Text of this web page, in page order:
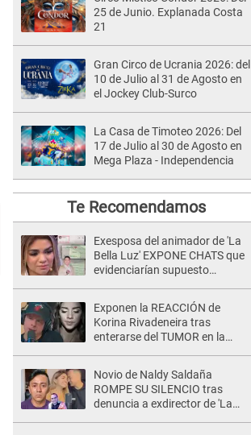
25 de Junio. Explanada Costa
21
Gran Circo de Ucrania 2026: del
10 de Julio al 31 de Agosto en
el Jockey Club-Surco
La Casa de Timoteo 2026: Del
17 de Julio al 30 de Agosto en
Mega Plaza - Independencia
Te Recomendamos
Exesposa del animador de 'La
Bella Luz' EXPONE CHATS que
evidenciarían supuesto
Saldaña, pese a tener pareja
Exponen la REACCIÓN de
Korina Rivadeneira tras
enterarse del TUMOR en la
Novio de Naldy Saldaña
ROMPE SU SILENCIO tras
denuncia a exdirector de 'La